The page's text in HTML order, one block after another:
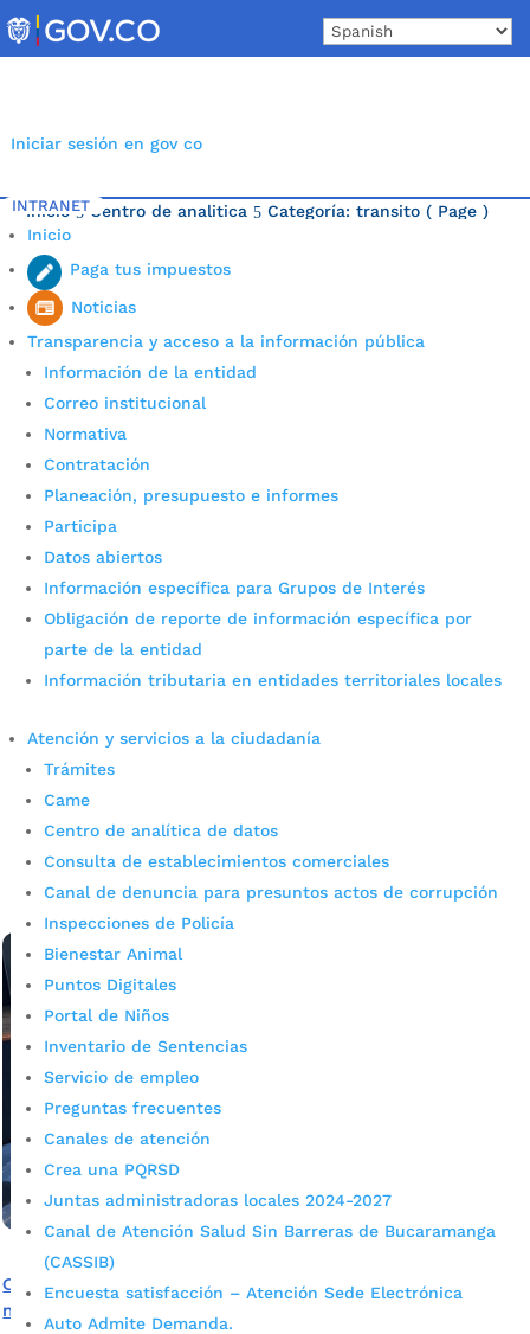
to
content
Iniciar sesión en gov co
INTRANET
Inicio
Paga tus impuestos
Noticias
Transparencia y acceso a la información pública
Información de la entidad
Correo institucional
Normativa
Contratación
Planeación, presupuesto e informes
Participa
Datos abiertos
Información específica para Grupos de Interés
Obligación de reporte de información específica por
parte de la entidad
Información tributaria en entidades territoriales locales
Atención y servicios a la ciudadanía
Trámites
Came
Centro de analítica de datos
Consulta de establecimientos comerciales
Canal de denuncia para presuntos actos de corrupción
Inspecciones de Policía
Bienestar Animal
Puntos Digitales
Portal de Niños
Inventario de Sentencias
Servicio de empleo
Preguntas frecuentes
Canales de atención
Crea una PQRSD
Juntas administradoras locales 2024-2027
Canal de Atención Salud Sin Barreras de Bucaramanga
(CASSIB)
Encuesta satisfacción – Atención Sede Electrónica
Auto Admite Demanda.
Inicio 5 Centro de analitica 5 Categoría: transito ( Page )
Última noticia.
Con jornada de atención y
la EMAB llegó a Cristal Alto
brigada comercial que incluyó un punto de atención a
usuarios, sensibilización sobre el adecuado manejo de
residuos, verificación y vinculación...
leer más
Campesinos aprueban reglamento para fortalecer los
mercadillos y mejorar la experiencia de los ciudadanos